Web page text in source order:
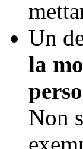
Un
la
Non